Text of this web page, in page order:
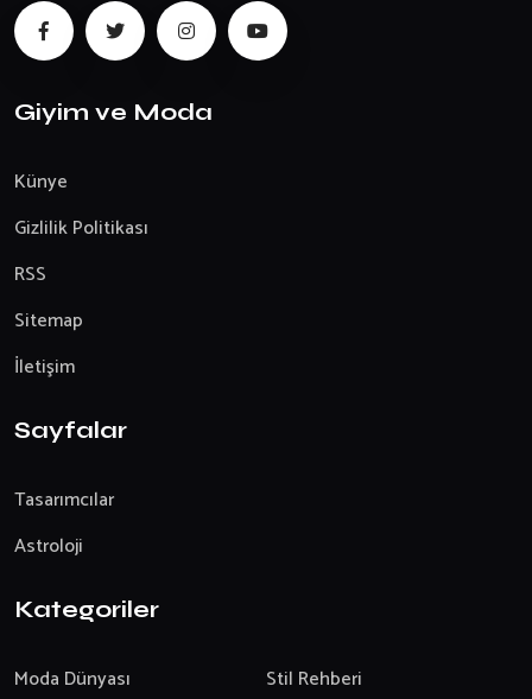
Giyim ve Moda
Künye
Gizlilik Politikası
RSS
Sitemap
İletişim
Sayfalar
Tasarımcılar
Astroloji
Kategoriler
Moda Dünyası Stil Rehberi